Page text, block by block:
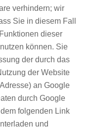
verhindern; wir
Sie in diesem Fall
dieser
können. Sie
der durch das
der Website
an Google
durch Google
folgenden Link
und